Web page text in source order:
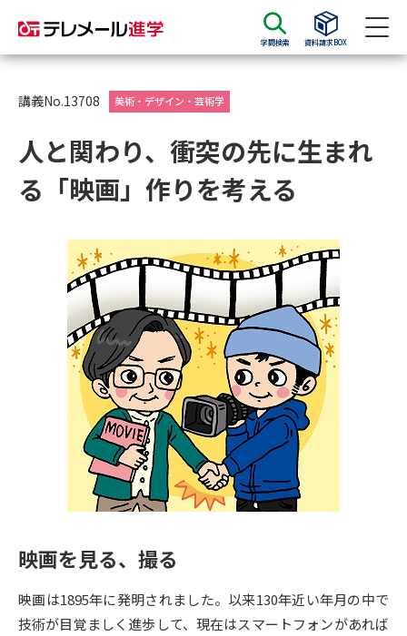
学問検索 資料請求BOX
資料請求
大学・短大の資料種類から請求
総合型選抜・学校推薦型選抜 募
集要項＆願書
大学入学共通テスト利用選抜の
募集要項＆願書
過去問題集
大学・短大以外の資料から請求
専門学校の資料請求 大学院の資料請求
留学・進学関連、塾・予備校
大学入学共通テスト「受験案
内」の請求
大学入学共通テスト「受験上の
配慮案内」の請求
高等学校卒業程度認定試験
幼稚園教員資格認定試験
高等学校（情報）教員資格認定
試験
講義No.13708 美術・デザイン・芸術学
人と関わり、衝突の先に生まれ
る「映画」作りを考える
映画を見る、撮る
映画は1895年に発明されました。以来130年近い年月の中で
技術が目覚ましく進歩して、現在はスマートフォンがあれば